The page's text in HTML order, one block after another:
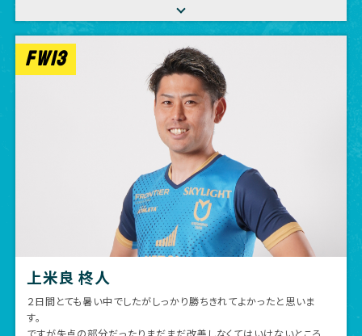
また来週はアウェイ福岡で試合です。
課題を振り返り成長していきます。
引き続き応援よろしくお願います！
FW13
上米良 柊人
２日間とても暑い中でしたがしっかり勝ちきれてよかったと思いま
す。